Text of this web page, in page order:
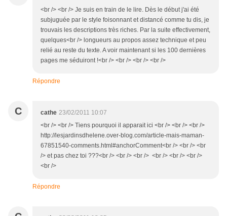
<br /> <br /> Je suis en train de le lire. Dès le début j'ai été
subjuguée par le style foisonnant et distancé comme tu dis, je
trouvais les descriptions très riches. Par la suite effectivement,
quelques<br /> longueurs au propos assez technique et peu
relié au reste du texte. A voir maintenant si les 100 dernières
pages me séduiront !<br /> <br /> <br /> <br />
Répondre
C cathe 23/02/2011 10:07
<br /> <br /> Tiens pourquoi il apparait ici <br /> <br /> <br />
http://lesjardinsdhelene.over-blog.com/article-mais-maman-
67851540-comments.html#anchorComment<br /> <br /> <br
/> et pas chez toi ???<br /> <br /> <br /> <br /> <br /> <br />
<br />
Répondre